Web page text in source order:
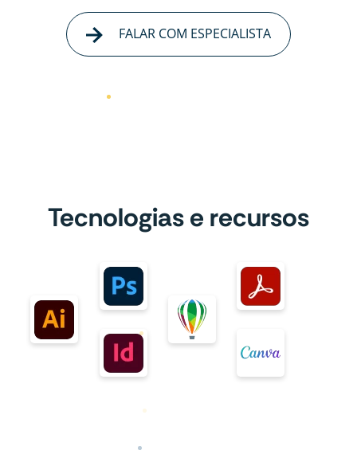
FALAR COM ESPECIALISTA
Tecnologias e recursos